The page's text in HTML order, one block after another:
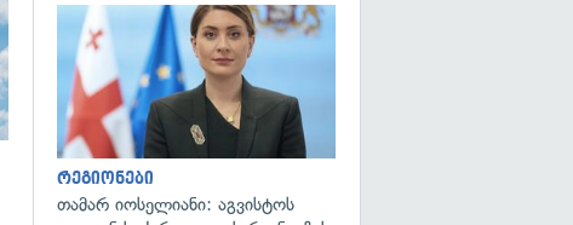
რეგიონები
თამარ იოსელიანი: აგვისტოს